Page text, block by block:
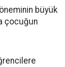
büyük
çocuğun